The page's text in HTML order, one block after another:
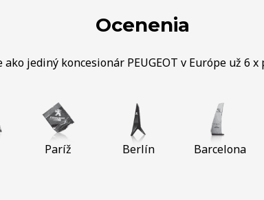
Ocenenia
ako jediný koncesionár PEUGEOT v Európe už 6
Paríž Berlín Barcelona